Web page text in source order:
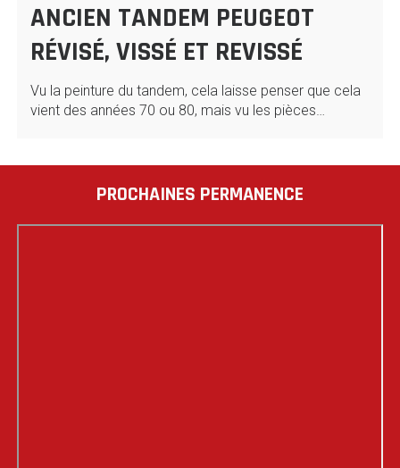
ANCIEN TANDEM PEUGEOT
RÉVISÉ, VISSÉ ET REVISSÉ
Vu la peinture du tandem, cela laisse penser que cela
vient des années 70 ou 80, mais vu les pièces…
PROCHAINES PERMANENCE